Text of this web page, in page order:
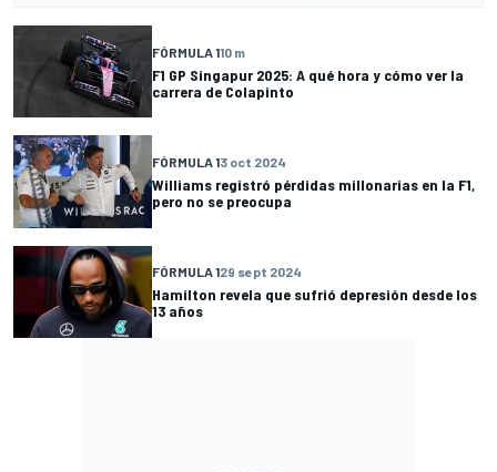
FÓRMULA 110 m
F1 GP Singapur 2025: A qué hora y cómo ver la
carrera de Colapinto
FÓRMULA 13 oct 2024
Williams registró pérdidas millonarias en la F1,
pero no se preocupa
FÓRMULA 129 sept 2024
Hamilton revela que sufrió depresión desde los
13 años